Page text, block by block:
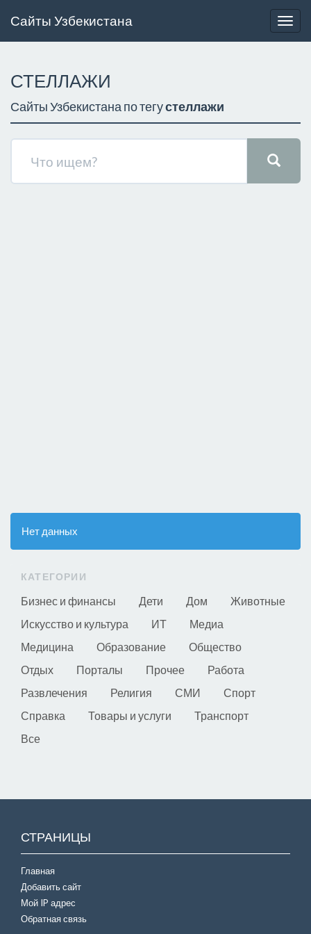
Сайты Узбекистана
СТЕЛЛАЖИ
Сайты Узбекистана по тегустеллажи
Нет данных
КАТЕГОРИИ
Бизнес и финансы Дети Дом
Животные
Искусство и культура
ИТ
Медиа
Медицина
Образование
Общество
Отдых
Порталы Прочее
Работа
Развлечения
Религия СМИ
Спорт
Справка
Товары и услуги
Транспорт
Все
СТРАНИЦЫ
Главная
Добавить сайт
Мой IP адрес
Обратная связь